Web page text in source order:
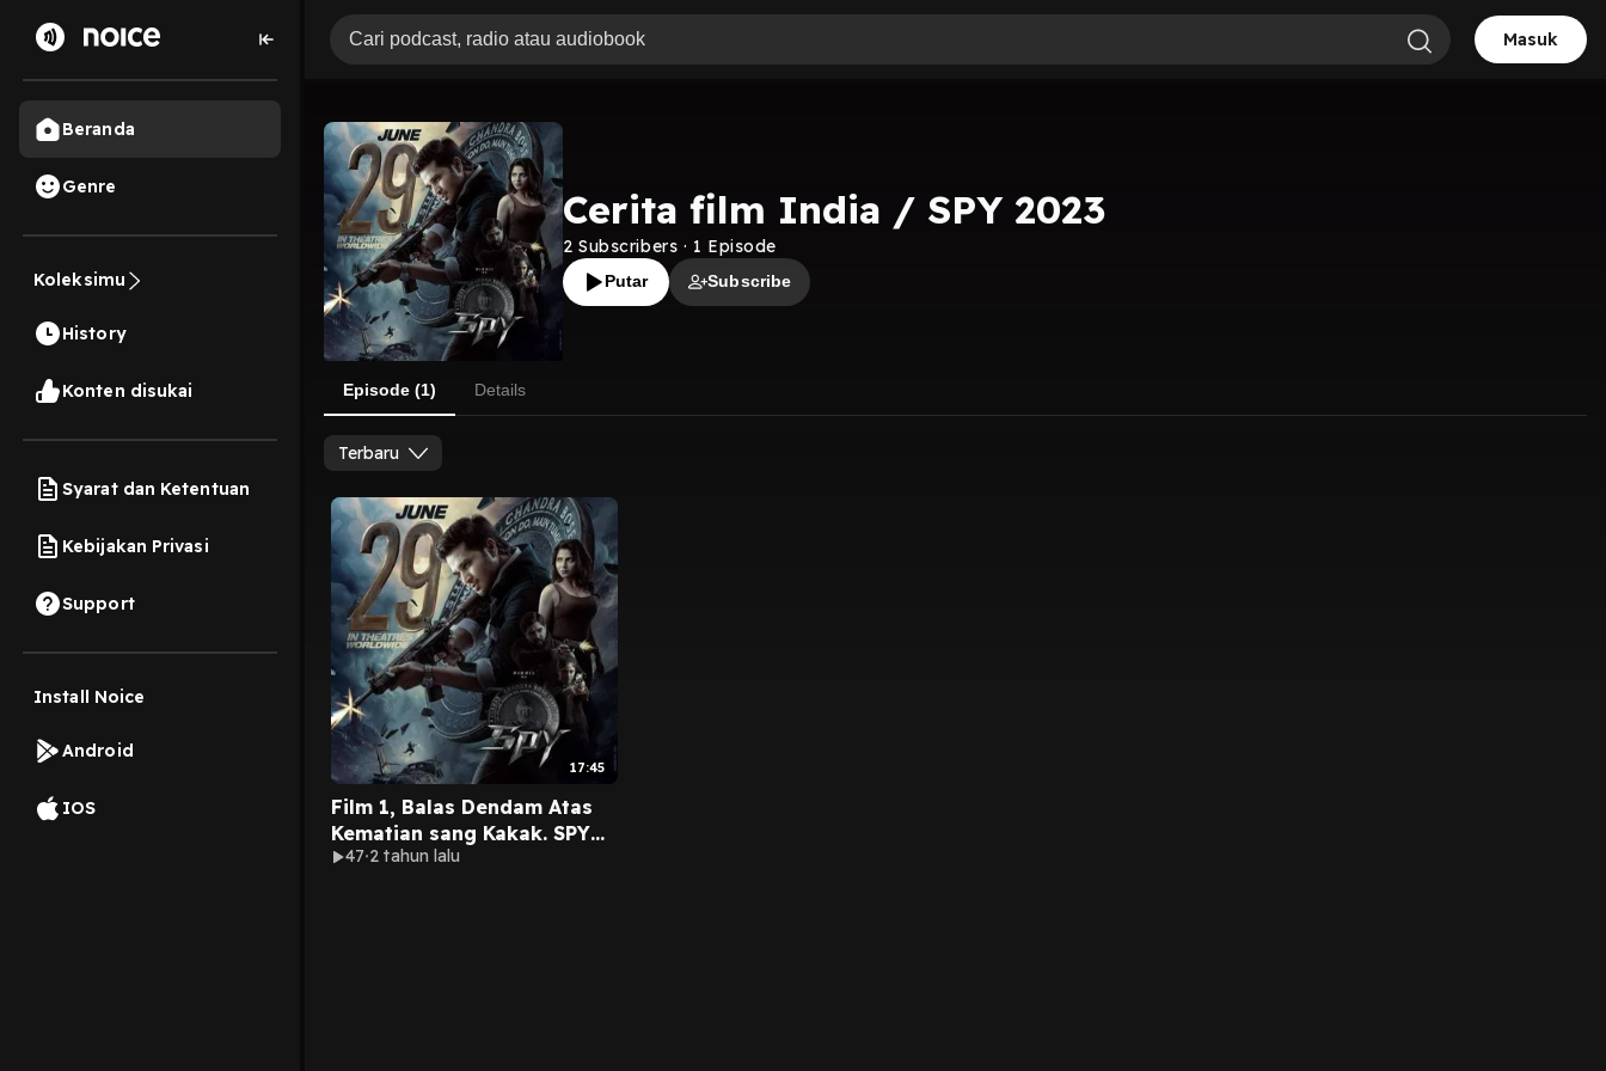
Beranda
Genre
Koleksimu
History
Konten disukai
Syarat dan Ketentuan
Kebijakan Privasi
Support
Install Noice
Android
IOS
Masuk
Cerita film India / SPY 2023
2 Subscribers · 1 Episode
Putar Subscribe
Episode (1) Details
Terbaru
17:45
Film 1, Balas Dendam Atas
Kematian sang Kakak. SPY
2023
47 2 tahun lalu